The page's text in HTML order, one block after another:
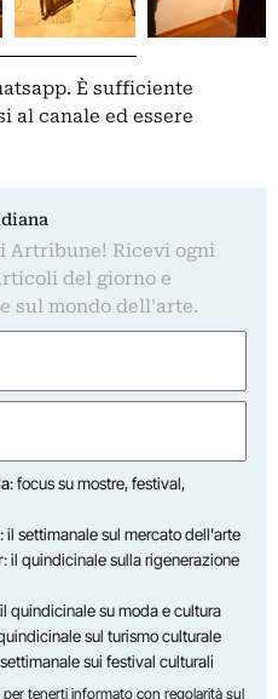
È sufficiente
al canale ed essere
Artribune! Ricevi ogni
del giorno e
sul mondo dell'arte.
: focus su mostre, festival,
: il settimanale sul mercato dell'arte
: il quindicinale sulla rigenerazione
quindicinale su moda e cultura
sul turismo culturale
sui festival culturali
tenerti informato con regolarità sul